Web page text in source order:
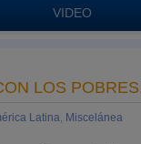
VIDEO
LOS
Latina, Miscelánea